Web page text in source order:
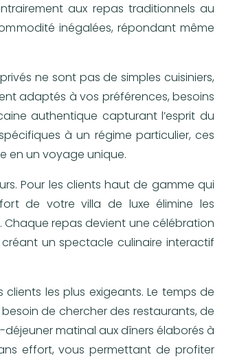
aux repas traditionnels au
inégalées, répondant même
ne sont pas de simples cuisiniers,
adaptés à vos préférences, besoins
authentique capturant l’esprit du
à un régime particulier, ces
en un voyage unique.
Pour les clients haut de gamme qui
de votre villa de luxe élimine les
repas devient une célébration
un spectacle culinaire interactif
les plus exigeants. Le temps de
de chercher des restaurants, de
matinal aux dîners élaborés à
effort, vous permettant de profiter